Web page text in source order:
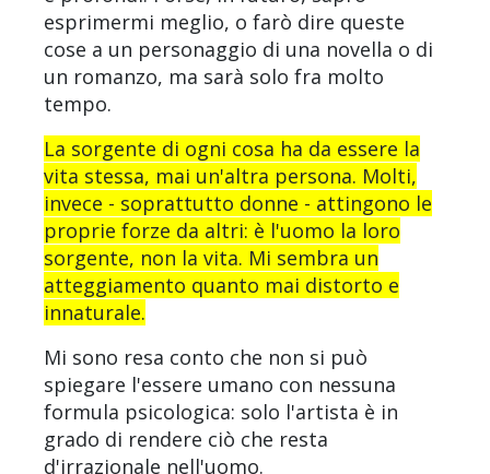
esprimermi meglio, o farò dire queste
cose a un personaggio di una novella o di
un romanzo, ma sarà solo fra molto
tempo.
La sorgente di ogni cosa ha da essere la
vita stessa, mai un'altra persona. Molti,
invece - soprattutto donne - attingono le
proprie forze da altri: è l'uomo la loro
sorgente, non la vita. Mi sembra un
atteggiamento quanto mai distorto e
innaturale.
Mi sono resa conto che non si può
spiegare l'essere umano con nessuna
formula psicologica: solo l'artista è in
grado di rendere ciò che resta
d'irrazionale nell'uomo.